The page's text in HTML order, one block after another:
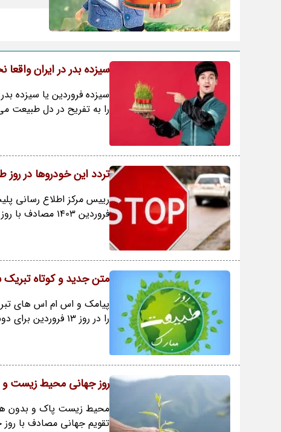
سیزده بدر در ایران
سیزده فروردین یا سیزده
را به تفریح در دل طبیعت
تردد این خودروها در
فروردین 1403 مصادف با روز طبیعت خبر داد.
متن جدید و کوتاه تبریک
پیامک و اس ام اس های
را در روز 13 فروردین برای دوستان، اقوام و آشنایان ارسال کنید.
روز جهانی محیط زیست
تقویم جهانی مصادف با